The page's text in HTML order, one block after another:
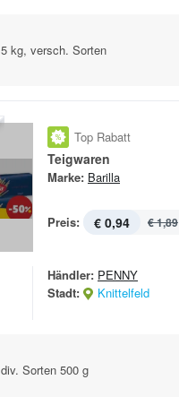
5 kg, versch. Sorten
Top Rabatt
Teigwaren
Marke: Barilla
Preis: € 0,94 € 1,89
Händler: PENNY
Stadt:
Knittelfeld
div. Sorten 500 g